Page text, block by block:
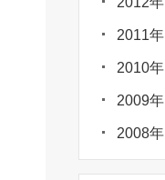
2011年
2010年
2009年
2008年